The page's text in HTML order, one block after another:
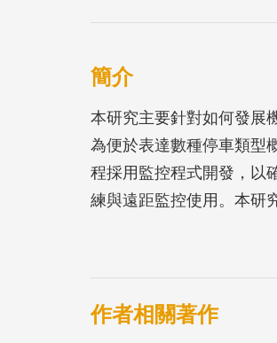
簡介
本研究主要針對如何發展
為便於表達數種停車類型
程採用監控程式開發，以
練與遠距監控使用。本研
成本等，建立機車立體
車立體停車場與電梯
作者相關著作